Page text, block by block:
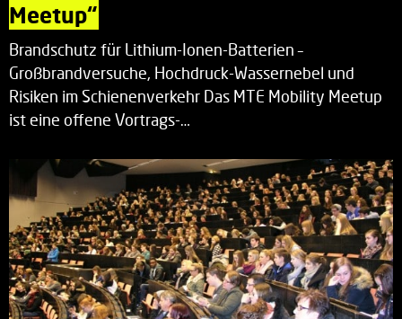
Meetup“
Brandschutz für Lithium-Ionen-Batterien –
Großbrandversuche, Hochdruck-Wassernebel und
Risiken im Schienenverkehr Das MTE Mobility Meetup
ist eine offene Vortrags-…